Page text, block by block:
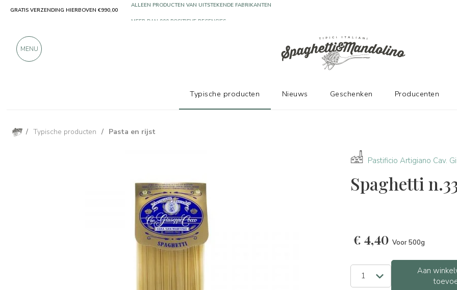
/ Typische producten / Pasta en rijst
Pastificio Artigiano Cav.
Spaghetti
€ 4,40 Voor 500g
Aan
GRATIS VERZENDING HIERBOVEN €990,00
MENU
Typische producten Nieuws Geschenken Producenten